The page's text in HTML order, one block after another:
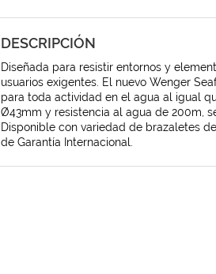
DESCRIPCIÓN
Diseñada para resistir entornos y
usuarios exigentes. El nuevo Wenger
para toda actividad en el agua al igual
Ø43mm y resistencia al agua de 200m,
Disponible con variedad de brazaletes
de Garantía Internacional.